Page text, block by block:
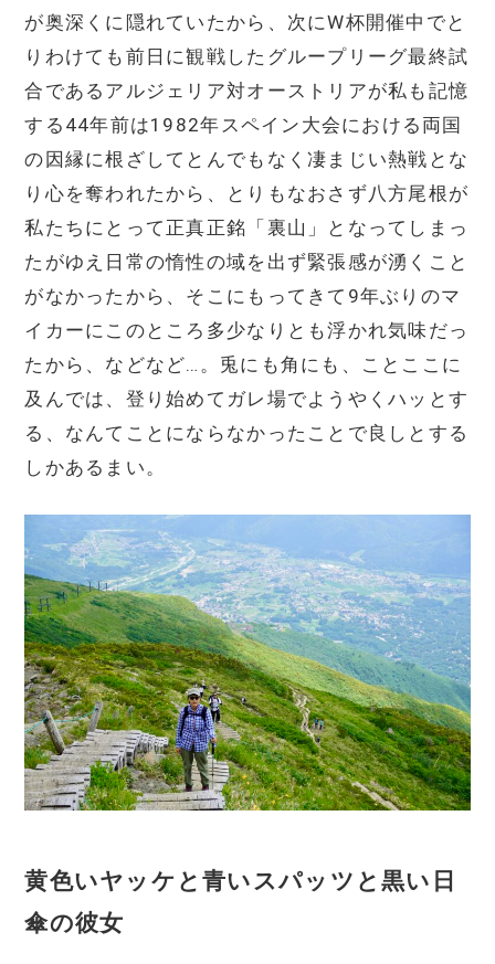
が奥深くに隠れていたから、次にW杯開催中でと
りわけても前日に観戦したグループリーグ最終試
合であるアルジェリア対オーストリアが私も記憶
する44年前は1982年スペイン大会における両国
の因縁に根ざしてとんでもなく凄まじい熱戦とな
り心を奪われたから、とりもなおさず八方尾根が
私たちにとって正真正銘「裏山」となってしまっ
たがゆえ日常の惰性の域を出ず緊張感が湧くこと
がなかったから、そこにもってきて9年ぶりのマ
イカーにこのところ多少なりとも浮かれ気味だっ
たから、などなど…。兎にも角にも、ことここに
及んでは、登り始めてガレ場でようやくハッとす
る、なんてことにならなかったことで良しとする
しかあるまい。
黄色いヤッケと青いスパッツと黒い日
傘の彼女